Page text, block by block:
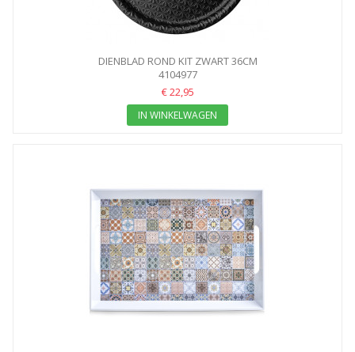
DIENBLAD ROND KIT ZWART 36CM
4104977
€ 22,95
IN WINKELWAGEN